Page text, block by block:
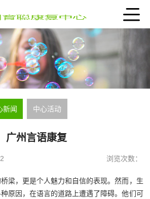
新闻 中心活动
广州言语康复
浏览次数：
梁，更是个人魅力和自信的表现。然而，生
原因，在语言的道路上遭遇了障碍。他们可